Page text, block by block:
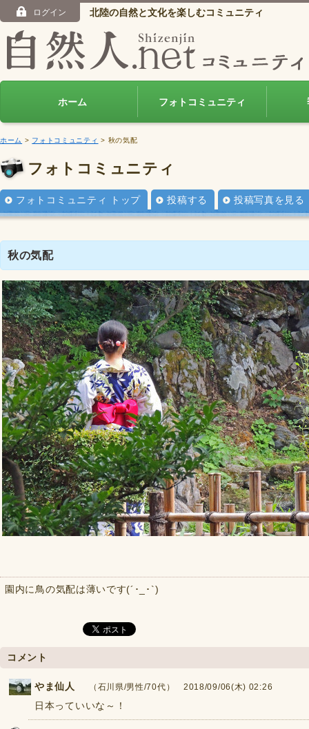
ログイン 北陸の自然と文化を楽しむコミュニティ
ホーム フォトコミュニティ
ホーム > フォトコミュニティ > 秋の気配
フォトコミュニティ
フォトコミュニティ トップ 投稿する 投稿写真を見る
秋の気配
園内に鳥の気配は薄いです(´･_･`)
コメント
やま仙人 （石川県/男性/70代） 2018/09/06(木) 02:26
日本っていいな～！